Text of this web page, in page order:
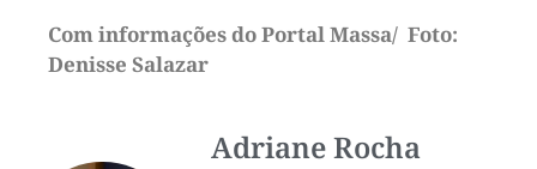
Com informações do Portal Massa/ Foto:
Denisse Salazar
Adriane Rocha